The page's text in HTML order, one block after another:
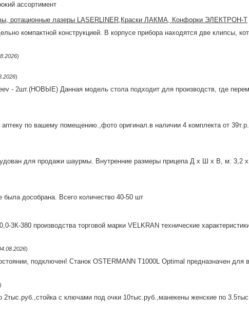
ассортимент
ротационные лазеры LASERLINER,Краски ЛАКМА, Конфорки ЭЛЕКТРОН-Т
компактной конструкцией. В корпусе прибора находятся две клипсы,
)
)
- 2шт.(НОВЫЕ) Данная модель стола подходит для производств, где
по вашему помещению.,фото оригинал.в наличии 4 комплекта от
для продажи шаурмы. Внутренние размеры прицепа Д х Ш х В, м: 3,2 x
дособрана. Всего количество 40-50 шт
3К-380 производства торговой марки VELKRAN технические
)
пoдключен! Стaнoк OSTERMАNN Т1000L Оptimal пpедназначен для
)
с ключами под очки 10тыс.руб.,манекены женские по